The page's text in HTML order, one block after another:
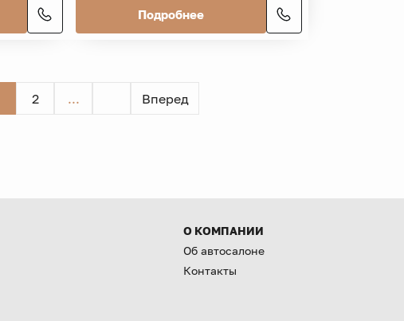
Подробнее
2 ... Вперед
О КОМПАНИИ
Об автосалоне
Контакты